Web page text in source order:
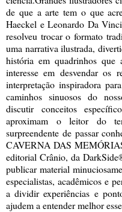
de que a arte tem o que
Haeckel e Leonardo Da
resolveu trocar o formato
uma narrativa ilustrada,
história em quadrinhos que
interesse em desvendar os
interpretação inspiradora
caminhos sinuosos do
discutir conceitos
aproximam o leitor do
surpreendente de passar
CAVERNA DAS
editorial Crânio, da
publicar material
especialistas, acadêmicos e
a dividir experiências e
ajudem a entender melhor